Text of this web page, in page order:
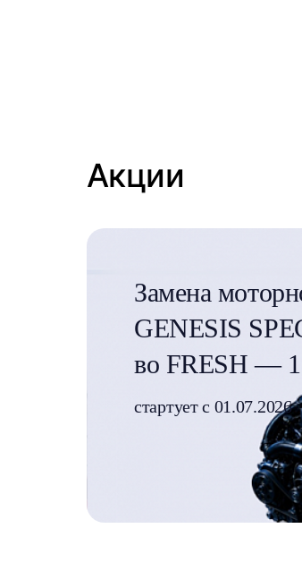
Акции
Замена
GENESIS
во FRESH —
стартует с 01.07.2026